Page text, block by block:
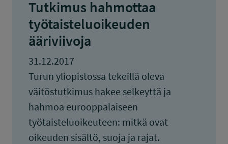
Tutkimus hahmottaa
työtaisteluoikeuden
ääriviivoja
31.12.2017
Turun yliopistossa tekeillä oleva
väitöstutkimus hakee selkeyttä ja
hahmoa eurooppalaiseen
työtaisteluoikeuteen: mitkä ovat
oikeuden sisältö, suoja ja rajat.